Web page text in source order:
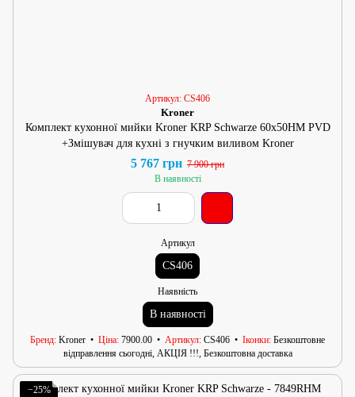
Артикул: CS406
Kroner
Комплект кухонної мийки Kroner KRP Schwarze 60х50HM PVD
+Змішувач для кухні з гнучким виливом Kroner
5 767 грн 7 900 грн
В наявності
Артикул
CS406
Наявність
В наявності
Бренд Kroner Ціна 7900.00 Артикул CS406 Іконки Безкоштовне
відправлення сьогодні, АКЦІЯ !!!, Безкоштовна доставка
−25%